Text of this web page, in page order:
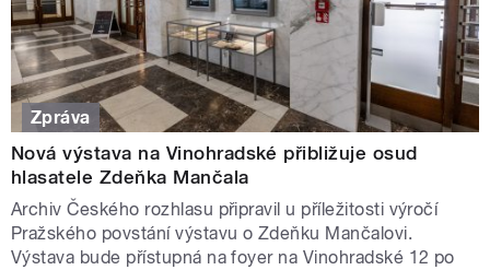
Zpráva
Nová výstava na Vinohradské přibližuje osud
hlasatele Zdeňka Mančala
Archiv Českého rozhlasu připravil u příležitosti výročí
Pražského povstání výstavu o Zdeňku Mančalovi.
Výstava bude přístupná na foyer na Vinohradské 12 po